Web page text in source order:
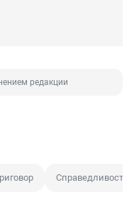
редакции
Справедливость